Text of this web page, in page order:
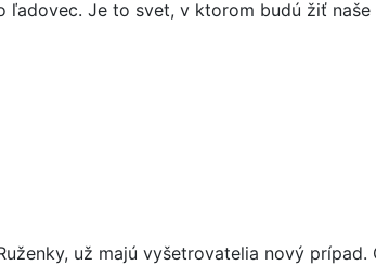
Je to svet, v ktorom budú žiť
už majú vyšetrovatelia nový